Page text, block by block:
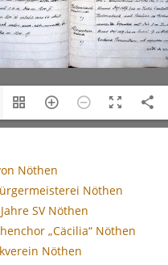
Nöthen
Nöthen
SV Nöthen
„Cäcilia“ Nöthen
Nöthen